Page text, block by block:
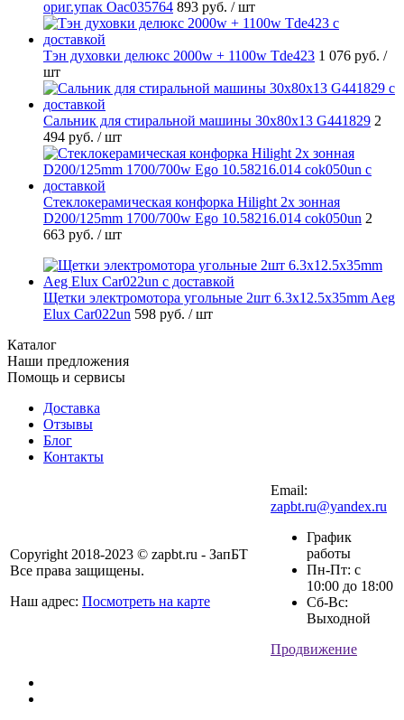
ориг.упак Oac035764 893 руб. / шт
Тэн духовки делюкс 2000w + 1100w Tde423 1 076 руб. /
шт
Cальник для стиральной машины 30x80x13 G441829 2
494 руб. / шт
Стеклокерамическая конфорка Hilight 2х зонная
D200/125mm 1700/700w Ego 10.58216.014 cok050un 2
663 руб. / шт
Щетки электромотора угольные 2шт 6.3x12.5x35mm Aeg
Elux Car022un 598 руб. / шт
Каталог
Наши предложения
Помощь и сервисы
Доставка
Отзывы
Блог
Контакты
Copyright 2018-2023 © zapbt.ru - ЗапБТ
Все права защищены.
Наш адрес: Посмотреть на карте
Email:
zapbt.ru@yandex.ru
График
работы
Пн-Пт: с
10:00 до 18:00
Сб-Вс:
Выходной
Продвижение